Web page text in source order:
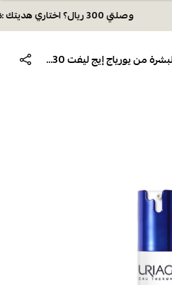
وصلتي 300 ريال؟ اختاري هديتك :🏍 شحن مجاني بكود N28 أو 💸خصم بكود EID26
كريم تنعيم ليلي مجدد للبشرة من يورياج إيج ليفت 30 مل